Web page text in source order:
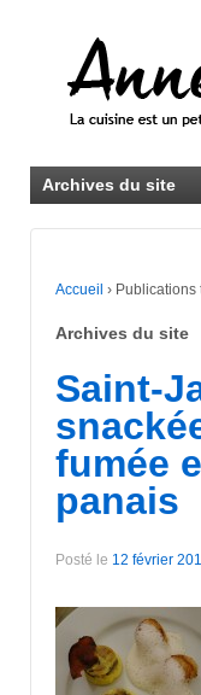
Archives du site
Accueil › Publications
Archives du site
Saint-
fumée
panais
Posté le 12 février